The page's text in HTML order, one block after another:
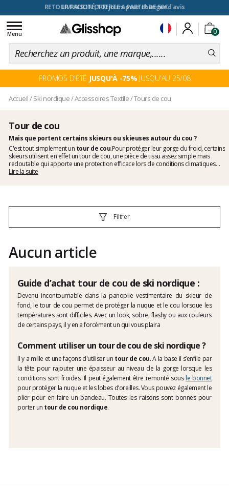
RETOUR FACILITÉ, 100 jours pour changer d'avis
0
Toggle
navigation
Menu
PROMOS D'ÉTÉ JUSQU'À -75% JUSQU'AU 25/08
Accueil/Ski nordique/Accessoires Textile/Tours de cou
Tour de cou
Mais que portent certains skieurs ou skieuses autour du cou ?
C'est tout simplement un tour de cou.Pour protéger leur gorge du froid, certains
skieurs utilisent en effet un tour de cou, une pièce de tissu assez simple mais
redoutable qui apporte une protection efficace lors de conditions climatiques
difficiles. Alors vous aussi pensez à vous protéger avec l'un des
Lire la suite
Filtrer
Aucun article
Guide d’achat tour de cou de ski nordique :
Devenu incontournable dans la panoplie vestimentaire du skieur de
fond, le tour de cou permet de protéger la nuque et le cou lorsque les
températures sont difficiles. Avec un look, sobre, flashy ou aux couleurs
de certains pays, il y en a forcément un qui vous plaira
Comment utiliser un tour de cou de ski nordique ?
Il y a mille et une façons d'utiliser un tour de cou. A la base il s’enfile par
la tête pour rajouter une épaisseur au niveau de la gorge lorsque les
conditions sont froides. Il peut également être remonté sous le bonnet
pour protéger la nuque et les lobes d’oreilles. Vous pouvez également le
plier pour en faire un bandeau. Toutes les raisons sont bonnes pour
porter un tour de cou nordique.